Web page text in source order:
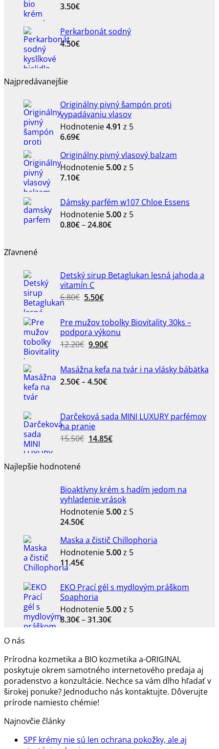
3.50€
Perkarbonát sodný
4.50€
Najpredávanejšie
Originálny pivný šampón proti
vypadávaniu vlasov
Hodnotenie4.91 z 5
6.69€
Originálny pivný vlasový balzam
Hodnotenie 5.00z 5
7.10€
Dámsky parfém w107 Chloe Essens
Hodnotenie 5.00z 5
0.80€–24.80€Price
Zľavnené
Detský sirup Betaglukan lesná jahoda a
vitamín C
6.80€ Pôvodná
bola:
6.80€.
5.50€Aktuálna
je:
5.50€.
Pre mužov tobolky Biovitality 30ks –
podpora výkonu
12.20€ Pôvodná
bola:
12.20€.
9.90€Aktuálna
9.90€.
Masážna kefa na tvár i na vlásky bábätka
2.50€–4.50€Price
through
4.50€
Darčeková sada MINI LUXURY parfémov
na pranie
15.50€ Pôvodná
14.85€Aktuálna
Najlepšie hodnotené
Bioaktívny krém s hadím jedom na
vyhladenie vrások
Hodnotenie 5.00z 5
24.50€
Maska a čistič Chillophoria
Hodnotenie 5.00z 5
11.45€
EKO Prací gél s mydlovým práškom
Soaphoria
Hodnotenie 5.00z 5
8.30€–31.30€Price
31.30€
O nás
Prírodna kozmetika a BIO kozmetika a-ORIGINAL
poskytuje okrem samotného internetového predaja aj
poradenstvo a konzultácie. Nechce sa vám dlho hľadať v
širokej ponuke? Jednoducho nás kontaktujte. Dôverujte
prírode namiesto chémie!
Najnovčie články
SPF krémy nie sú len ochrana pokožky, ale aj